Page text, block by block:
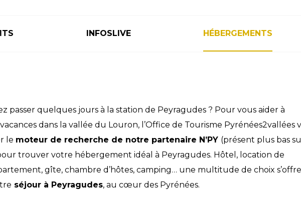
INFOSLIVE HÉBERGEMENTS
passer quelques jours à la station de Peyragudes ? Pour vous aider à
dans la vallée du Louron, l’Office de Tourisme Pyrénées2vallées
le moteur de recherche de notre partenaire N’PY (présent plus bas
trouver votre hébergement idéal à Peyragudes. Hôtel, location de
gîte, chambre d’hôtes, camping… une multitude de choix
séjour à Peyragudes, au cœur des Pyrénées.